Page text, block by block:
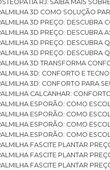
OSTEOPATIA RJ: SAIBA MAIS
PALMILHA 3D COMO SOLUÇÃO
PALMILHA 3D PREÇO: DESCUBRA
PALMILHA 3D PREÇO: DESCUBRA
PALMILHA 3D PREÇO: DESCUBRA
PALMILHA 3D PREÇO: DESCUBRA
PALMILHA 3D TRANSFORMA
PALMILHA 3D: CONFORTO E
PALMILHA 3D: CONFORTO PARA
PALMILHA CALCANHAR:
PALMILHA ESPORÃO: COMO
PALMILHA ESPORÃO: COMO
PALMILHA ESPORÃO: COMO
PALMILHA ESPORÃO: COMO
PALMILHA FASCITE PLANTAR
PALMILHA FASCITE PLANTAR
PALMILHA FASCITE PLANTAR